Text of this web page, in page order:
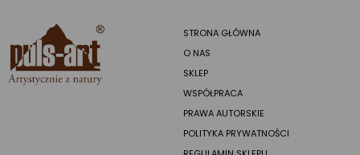
STRONA GŁÓWNA
O NAS
SKLEP
WSPÓŁPRACA
PRAWA AUTORSKIE
POLITYKA PRYWATNOŚCI